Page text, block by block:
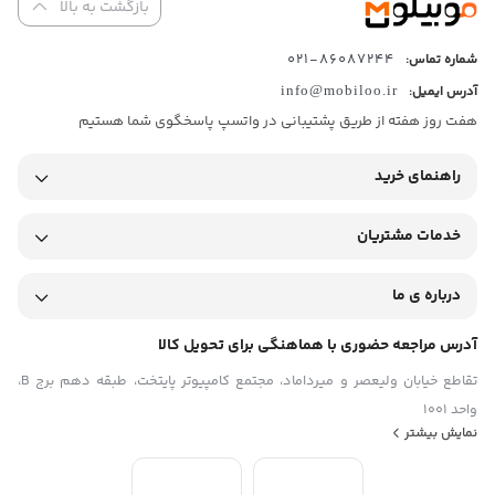
۶.۸۸ اینچ
نسبت صفحه‌ نمایش به بدنه
۸۴.۱%
۷۲۰x۱۶۴۰ پیکسل
تراکم پیکسلی
پردازنده
Unisoc T۷۲۵۰ (۱۲ nm)
هسته ۱.۶ گیگاهرتزی از نوع Cortex A۵۵)
۱.۸ – ۱.۶ گیگاهرتز
Mali-G۵۷ MP۱
حافظه
حافظه داخلی
بازگشت به بالا
شماره تماس: 86087244-021
آدرس ایمیل: info@mobiloo.ir
هفت روز هفته از طریق پشتیبانی در واتسپ پاسخگوی شما هستیم
راهنمای خرید
خدمات مشتریان
درباره ی ما
آدرس مراجعه حضوری با هماهنگی برای تحویل کالا
تقاطع خیابان ولیعصر و میرداماد، مجتمع کامپیوتر پایتخت، طبقه دهم برج B،
واحد 1001
نمایش بیشتر